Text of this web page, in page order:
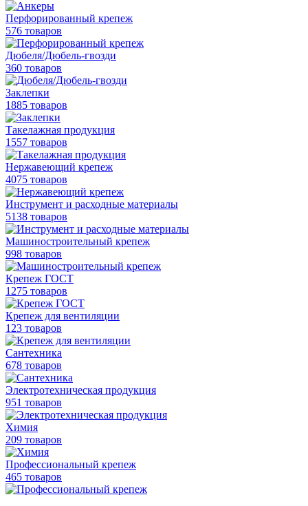
Перфорированный крепеж
576 товаров
Дюбеля/Дюбель-гвозди
360 товаров
Заклепки
1885 товаров
Такелажная продукция
1557 товаров
Нержавеющий крепеж
4075 товаров
Инструмент и расходные материалы
5138 товаров
Машиностроительный крепеж
998 товаров
Крепеж ГОСТ
1275 товаров
Крепеж для вентиляции
123 товаров
Сантехника
678 товаров
Электротехническая продукция
951 товаров
Химия
209 товаров
Профессиональный крепеж
465 товаров